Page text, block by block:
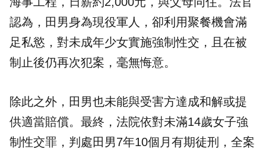
認為，田男身為現役軍人，卻利用聚餐機會滿
足私慾，對未成年少女實施強制性交，且在被
制止後仍再次犯案，毫無悔意。
除此之外，田男也未能與受害方達成和解或提
供適當賠償。最終，法院依對未滿14歲女子強
制性交罪，判處田男7年10個月有期徒刑，全案